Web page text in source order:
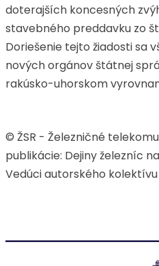
doterajších koncesných
stavebného preddavku zo
Doriešenie tejto žiadosti sa
nových orgánov štátnej
rakúsko-uhorskom
© ŽSR - Železničné
publikácie: Dejiny železníc
Vedúci autorského kolektívu